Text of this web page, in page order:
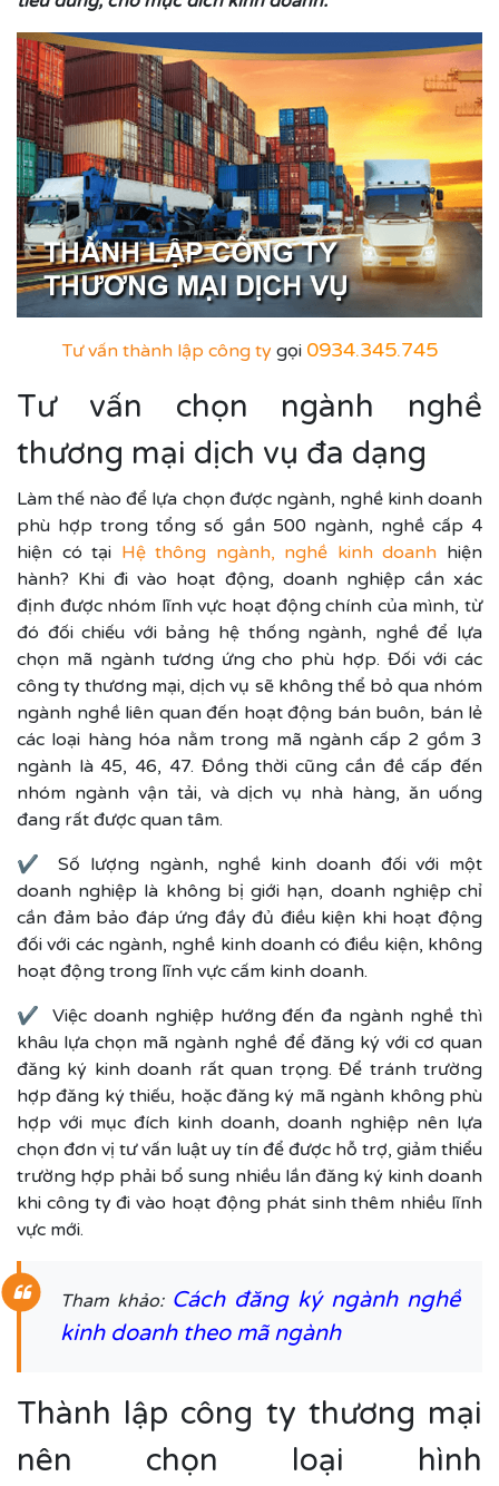
Tư vấn thành lập công ty gọi 0934.345.745
Tư vấn chọn ngành nghề
thương mại dịch vụ đa dạng
Làm thế nào để lựa chọn được ngành, nghề kinh doanh
phù hợp trong tổng số gần 500 ngành, nghề cấp 4
hiện có tại Hệ thông ngành, nghề kinh doanh hiện
hành? Khi đi vào hoạt động, doanh nghiệp cần xác
định được nhóm lĩnh vực hoạt động chính của mình, từ
đó đối chiếu với bảng hệ thống ngành, nghề để lựa
chọn mã ngành tương ứng cho phù hợp. Đối với các
công ty thương mại, dịch vụ sẽ không thể bỏ qua nhóm
ngành nghề liên quan đến hoạt động bán buôn, bán lẻ
các loại hàng hóa nằm trong mã ngành cấp 2 gồm 3
ngành là 45, 46, 47. Đồng thời cũng cần đề cấp đến
nhóm ngành vận tải, và dịch vụ nhà hàng, ăn uống
đang rất được quan tâm.
✔ Số lượng ngành, nghề kinh doanh đối với một
doanh nghiệp là không bị giới hạn, doanh nghiệp chỉ
cần đảm bảo đáp ứng đầy đủ điều kiện khi hoạt động
đối với các ngành, nghề kinh doanh có điều kiện, không
hoạt động trong lĩnh vực cấm kinh doanh.
✔ Việc doanh nghiệp hướng đến đa ngành nghề thì
khâu lựa chọn mã ngành nghề để đăng ký với cơ quan
đăng ký kinh doanh rất quan trọng. Để tránh trường
hợp đăng ký thiếu, hoặc đăng ký mã ngành không phù
hợp với mục đích kinh doanh, doanh nghiệp nên lựa
chọn đơn vị tư vấn luật uy tín để được hỗ trợ, giảm thiểu
trường hợp phải bổ sung nhiều lần đăng ký kinh doanh
khi công ty đi vào hoạt động phát sinh thêm nhiều lĩnh
vực mới.
Tham khảo: Cách đăng ký ngành nghề
kinh doanh theo mã ngành
Thành lập công ty thương mại
nên chọn loại hình